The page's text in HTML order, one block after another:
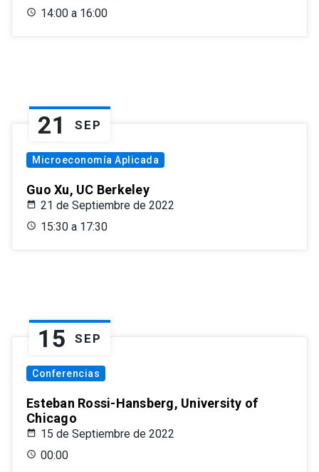
14:00 a 16:00
21 SEP
Microeconomía Aplicada
Guo Xu, UC Berkeley
21 de Septiembre de 2022
15:30 a 17:30
15 SEP
Conferencias
Esteban Rossi-Hansberg, University of
Chicago
15 de Septiembre de 2022
00:00